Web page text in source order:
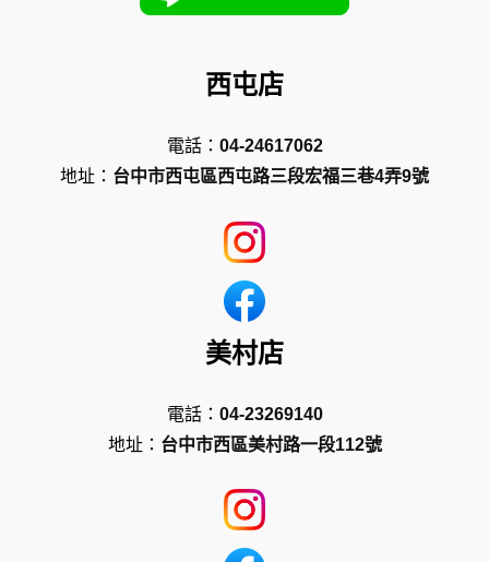
西屯店
電話： 04-24617062
地址： 台中市西屯區西屯路三段宏福三巷4弄9號
美村店
電話： 04-23269140
地址： 台中市西區美村路一段112號